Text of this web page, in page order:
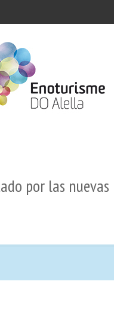
por las nuevas